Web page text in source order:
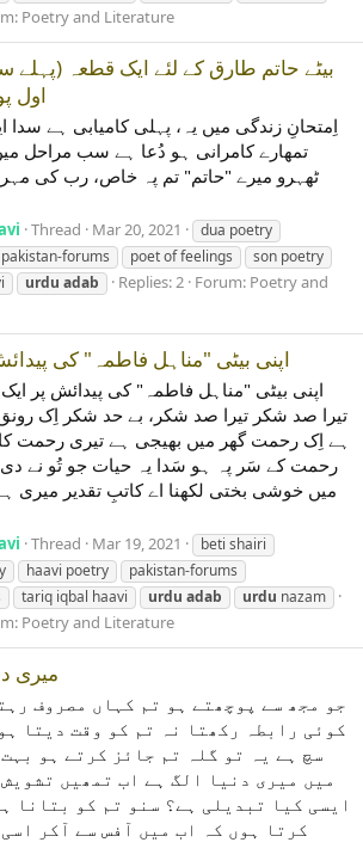
Poetry and Literature
بیٹے حاتم طارق کے لئے ایک قطعہ (پہلے
اول
اِمتحانِ زندگی میں یہ، پہلی کامیابی ہے سدا
تمھارے کامرانی ہو دُعا ہے سب مراحل
ٹھہرو میرے "حاتم" تم پہ خاص، رب کی
Thread Mar 20, 2021
dua poetry
pakistan-forums poet of feelings
son poetry
urdu adab Replies: 2 Forum: Poetry and
اپنی بیٹی "مناہل فاطمہ" کی
اپنی بیٹی "مناہل فاطمہ" کی پیدائش پر
تیرا صد شکر تیرا صد شکر، بے حد شکر اِک
ہے اِک رحمت گھر میں بھیجی ہے تیری رحمت
رحمت کے سَر پہ ہو سَدا یہ حیات جو تُو نے
میں خوشی بختی لکھنا اے کاتبِ تقدیر میری
Thread Mar 19, 2021
beti shairi
haavi poetry
pakistan-forums
tariq iqbal haavi urdu adab urdu nazam
Poetry and Literature
میری
جو مجھ سے پوچھتے ہو تم کہاں مصروف
کوئی رابطہ رکھتا نہ تم کو وقت دیتا
سچ ہے یہ تو گلہ تم جائز کرتے ہو
میں میری دنیا الگ ہے اب تمھیں تشویش
ایسی کیا تبدیلی ہے؟ سنو تم کو بتانا
کرتا ہوں کہ اب میں آفس سے آکر